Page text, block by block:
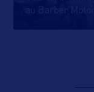
au Barber